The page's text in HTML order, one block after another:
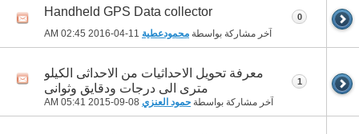
Handheld GPS Data collector
آخر مشاركة بواسطة محمودعطية 02:45 AM
0
معرفة تحويل الاحداثيات من الاحداثى الكيلو
مترى الى درجات ودقايق وثوانى
آخر مشاركة بواسطة حمود العنزي 05:41 AM
1